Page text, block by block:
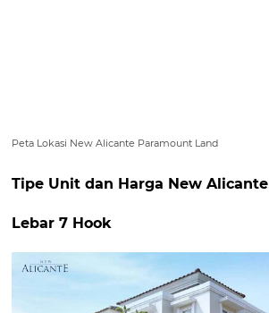
Peta Lokasi New Alicante Paramount Land
Tipe Unit dan Harga New Alicante
Lebar 7 Hook